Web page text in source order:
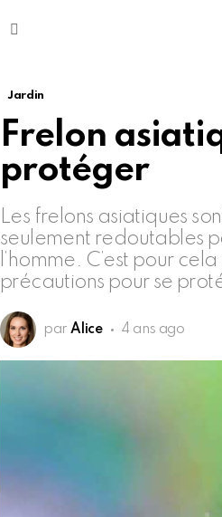
Jardin
Frelon
protéger
Les frelons asiatiques
seulement redoutables
l’homme. C’est pour
précautions pour se
par Alice 4 ans ago